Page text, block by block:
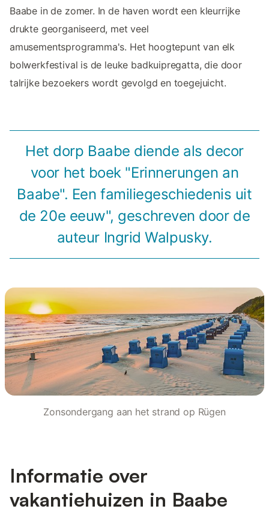
Baabe in de zomer. In de haven wordt een kleurrijke
drukte georganiseerd, met veel
amusementsprogramma's. Het hoogtepunt van elk
bolwerkfestival is de leuke badkuipregatta, die door
talrijke bezoekers wordt gevolgd en toegejuicht.
Het dorp Baabe diende als decor
voor het boek "Erinnerungen an
Baabe". Een familiegeschiedenis uit
de 20e eeuw", geschreven door de
auteur Ingrid Walpusky.
Zonsondergang aan het strand op Rügen
Informatie over
vakantiehuizen in Baabe